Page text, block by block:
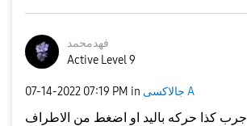
فهدمحمد
Active Level 9
‎07-14-2022 07:19 PM in جالاكسى A
جرب كذا حركه باليد او اضغط من الاطراف